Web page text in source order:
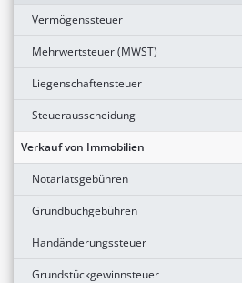
Vermögenssteuer
Mehrwertsteuer (MWST)
Liegenschaftensteuer
Steuerausscheidung
Verkauf von Immobilien
Notariatsgebühren
Grundbuchgebühren
Handänderungssteuer
Grundstückgewinnsteuer